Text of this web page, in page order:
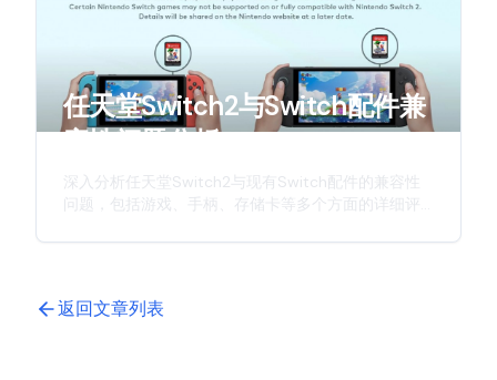
任天堂Switch2与Switch配件兼
容性问题分析
深入分析任天堂Switch2与现有Switch配件的兼容性
问题，包括游戏、手柄、存储卡等多个方面的详细评
返回文章列表